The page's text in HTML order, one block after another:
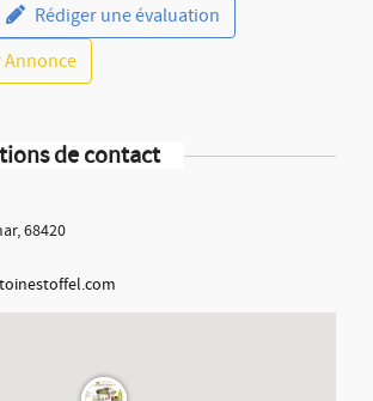
Rédiger une évaluation
Annonce
de contact
68420